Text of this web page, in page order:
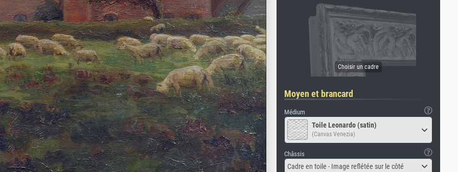
Moyen et brancard
Médium
Toile Leonardo (satin)
(Canvas Venezia)
Châssis
Cadre en toile - Image reflétée sur le côté